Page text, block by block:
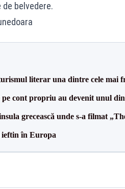
belvedere.
literar una dintre cele mai
pe cont propriu au devenit unul
grecească unde s-a filmat
în Europa